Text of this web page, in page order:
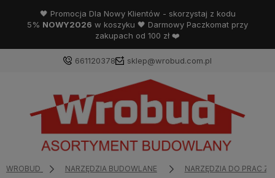
🖤 Promocja Dla Nowy Klientów - skorzystaj z kodu
5% NOWY2026 w koszyku 🖤 Darmowy Paczkomat przy
zakupach od 100 zł ❤️
661120378 sklep@wrobud.com.pl
WROBUD NARZĘDZIA BUDOWLANE NARZĘDZIA DO PRAC